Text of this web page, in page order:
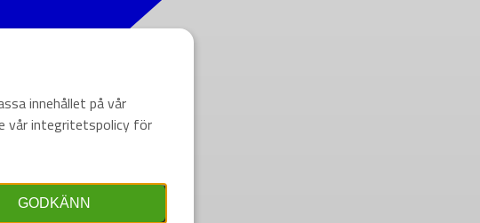
innehållet på vår
vår integritetspolicy för
GODKÄNN